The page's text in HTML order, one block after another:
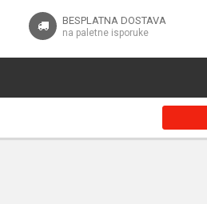
BESPLATNA DOSTAVA
na paletne isporuke